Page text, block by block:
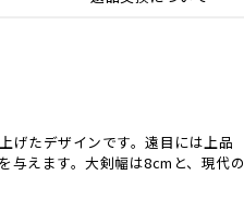
げたデザインです。遠目には上品
与えます。大剣幅は8cmと、現代の